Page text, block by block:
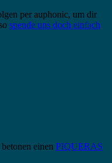
per auphonic, um dir
spende uns doch einfach
einen PIQUERAS